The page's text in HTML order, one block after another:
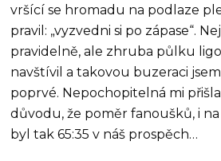
vršící se hromadu na podlaze
pravil: „vyzvedni si po zápase“.
pravidelně, ale zhruba půlku
navštívil a takovou buzeraci
poprvé. Nepochopitelná mi
důvodu, že poměr fanoušků, i
byl tak 65:35 v náš prospěch…